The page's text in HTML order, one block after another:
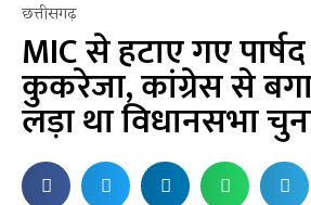
छत्तीसगढ़
MIC से हटाए गए
कुकरेजा, कांग्रेस से
लड़ा था विधानसभा